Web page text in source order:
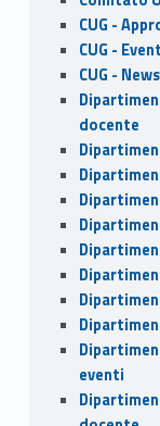
CUG -
CUG -
CUG - News
docente
eventi